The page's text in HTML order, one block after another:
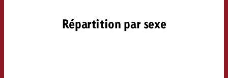
Répartition par sexe